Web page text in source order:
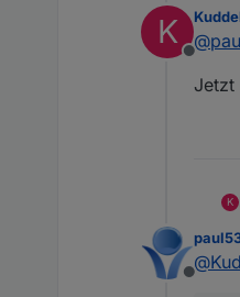
K
Offline
@
Jetzt
K
Offline
@